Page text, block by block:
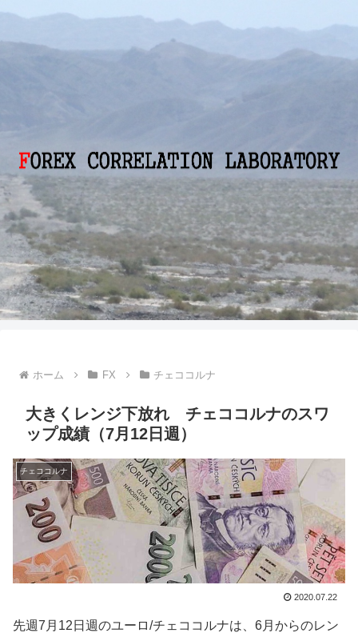
ホーム FX チェココルナ
大きくレンジ下放れ チェココルナのスワ
ップ成績（7月12日週）
チェココルナ
2020.07.22
先週7月12日週のユーロ/チェココルナは、6月からのレン